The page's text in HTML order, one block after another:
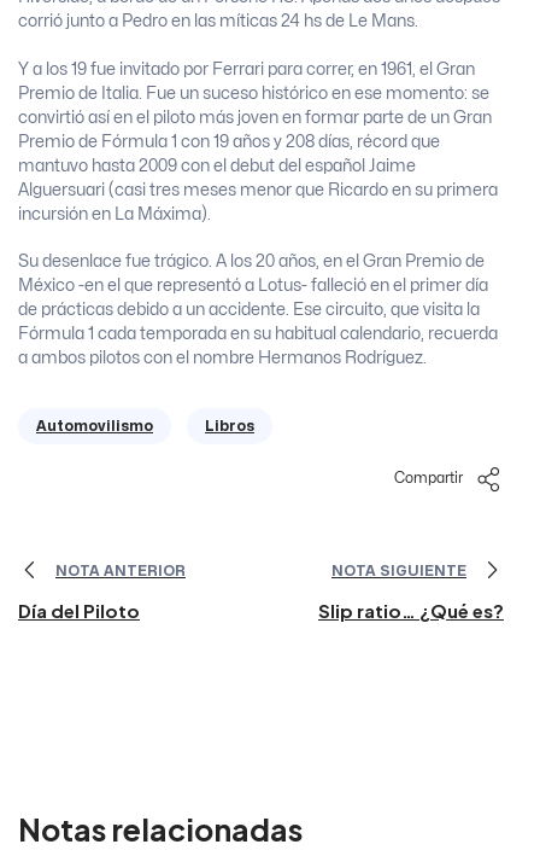
corrió junto a Pedro en las míticas 24 hs de Le Mans.
Y a los 19 fue invitado por Ferrari para correr, en 1961, el Gran
Premio de Italia. Fue un suceso histórico en ese momento: se
convirtió así en el piloto más joven en formar parte de un Gran
Premio de Fórmula 1 con 19 años y 208 días, récord que
mantuvo hasta 2009 con el debut del español Jaime
Alguersuari (casi tres meses menor que Ricardo en su primera
incursión en La Máxima).
Su desenlace fue trágico. A los 20 años, en el Gran Premio de
México -en el que representó a Lotus- falleció en el primer día
de prácticas debido a un accidente. Ese circuito, que visita la
Fórmula 1 cada temporada en su habitual calendario, recuerda
a ambos pilotos con el nombre Hermanos Rodríguez.
Automovilismo Libros
Compartir
NOTA ANTERIOR
Día del Piloto
NOTA SIGUIENTE
Slip ratio… ¿Qué es?
Notas relacionadas